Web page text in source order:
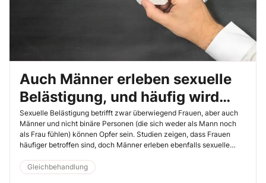
Auch Männer erleben sexuelle
Belästigung, und häufig wird
ihnen nicht geglaubt
Sexuelle Belästigung betrifft zwar überwiegend Frauen, aber auch
Männer und nicht binäre Personen (die sich weder als Mann noch
als Frau fühlen) können Opfer sein. Studien zeigen, dass Frauen
häufiger betroffen sind, doch Männer erleben ebenfalls sexuelle
gesellschaftlich weniger ernst genommen.
Gleichbehandlung